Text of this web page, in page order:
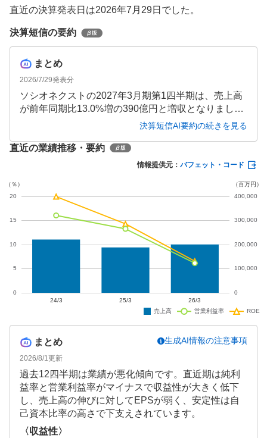
直近の決算発表日は2026年7月29日でした。
決算短信の要約
まとめ
2026/7/29発表分
ソシオネクストの2027年3月期第1四半期は、売上高
が前年同期比13.0%増の390億円と増収となりまし
た。しかし先行開発投資の拡大により研究開発費が
損失6億円と赤字転落となりました。通期では増収増
決算短信AI要約の続きを見る
直近の業績推移・要約
情報提供元： バフェット・コード
まとめ
2026/8/1更新
生成AI情報の注意事項
過去12四半期は業績が悪化傾向です。直近期は純利
益率と営業利益率がマイナスで収益性が大きく低下
し、売上高の伸びに対してEPSが弱く、安定性は自
己資本比率の高さで下支えされています。
〈収益性〉